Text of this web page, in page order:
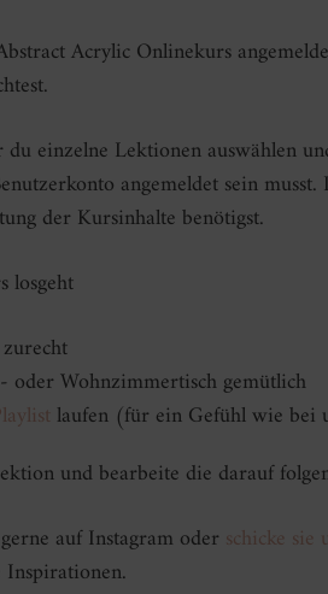
Acrylic Onlinekurs
einzelne Lektionen auswählen
angemeldet sein
der Kursinhalte benötigst.
losgeht
oder Wohnzimmertisch gemütlich
laufen (für ein Gefühl wie bei
und bearbeite die darauf
auf Instagram oder schicke